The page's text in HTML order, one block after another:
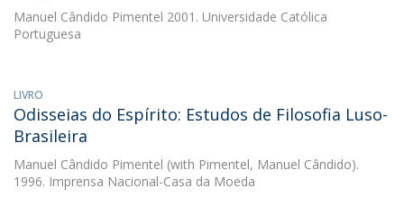
Manuel Cândido Pimentel 2001. Universidade Católica
Portuguesa
LIVRO
Odisseias do Espírito: Estudos de Filosofia Luso-
Brasileira
Manuel Cândido Pimentel (with Pimentel, Manuel Cândido).
1996. Imprensa Nacional-Casa da Moeda